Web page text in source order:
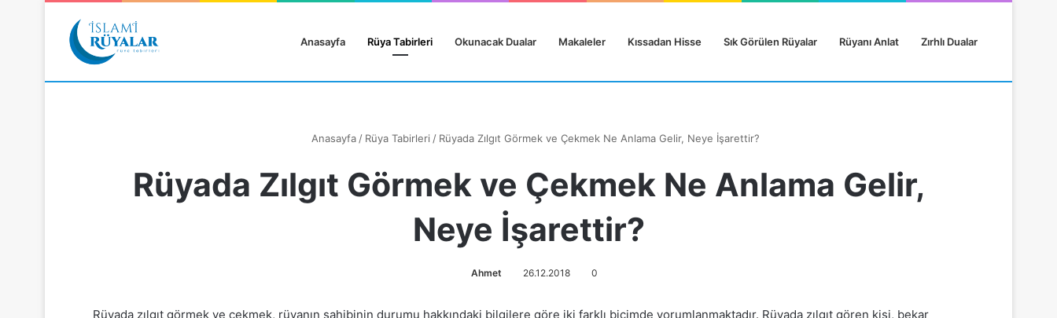
Anasayfa Rüya Tabirleri Okunacak Dualar Makaleler Kıssadan Hisse Sık Görülen Rüyalar Rüyanı Anlat Zırhlı Dualar
Anasayfa / Rüya Tabirleri / Rüyada Zılgıt Görmek ve Çekmek Ne Anlama Gelir, Neye İşarettir?
Rüyada Zılgıt Görmek ve Çekmek Ne Anlama Gelir,
Neye İşarettir?
Ahmet 26.12.2018 0
Rüyada zılgıt görmek ve çekmek, rüyanın sahibinin durumu hakkındaki bilgilere göre iki farklı biçimde yorumlanmaktadır. Rüyada zılgıt gören kişi, bekar
Rüyanızı Arayın